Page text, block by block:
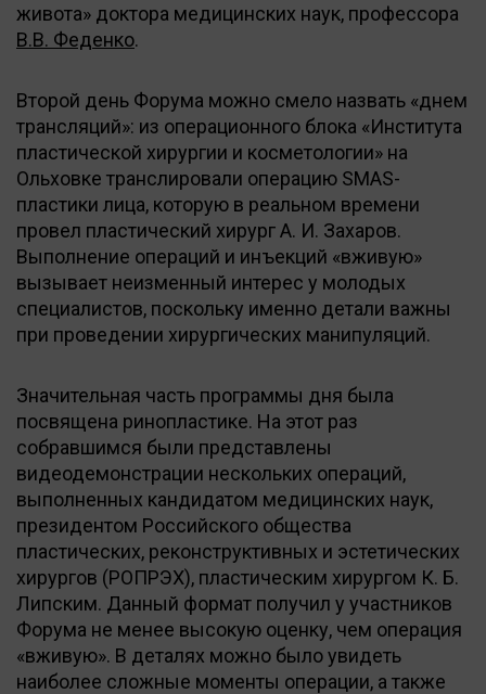
живота» доктора медицинских наук, профессора
В.В. Феденко.
Второй день Форума можно смело назвать «днем
трансляций»: из операционного блока «Института
пластической хирургии и косметологии» на
Ольховке транслировали операцию SMAS-
пластики лица, которую в реальном времени
провел пластический хирург А. И. Захаров.
Выполнение операций и инъекций «вживую»
вызывает неизменный интерес у молодых
специалистов, поскольку именно детали важны
при проведении хирургических манипуляций.
Значительная часть программы дня была
посвящена ринопластике. На этот раз
собравшимся были представлены
видеодемонстрации нескольких операций,
выполненных кандидатом медицинских наук,
президентом Российского общества
пластических, реконструктивных и эстетических
хирургов (РОПРЭХ), пластическим хирургом К. Б.
Липским. Данный формат получил у участников
Форума не менее высокую оценку, чем операция
«вживую». В деталях можно было увидеть
наиболее сложные моменты операции, а также